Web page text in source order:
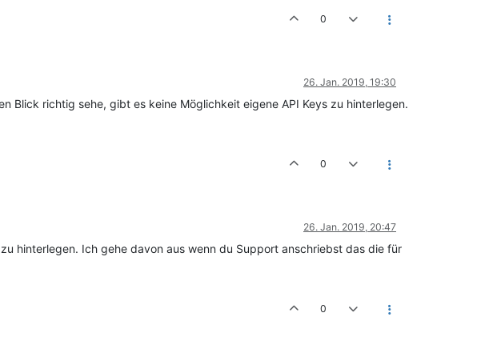
0
26. Jan. 2019, 19:30
Blick richtig sehe, gibt es keine Möglichkeit eigene API Keys zu hinterlegen.
0
26. Jan. 2019, 20:47
hinterlegen. Ich gehe davon aus wenn du Support anschriebst das die für
0